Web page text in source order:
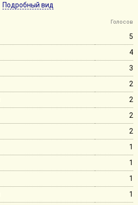
Подробный вид
Голосов
5
4
3
2
2
2
2
1
1
1
1